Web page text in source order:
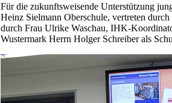
Für die zukunftsweisende Unterstützung
Heinz Sielmann Oberschule, vertreten
durch Frau Ulrike Waschau, IHK-
Wustermark Herrn Holger Schreiber als